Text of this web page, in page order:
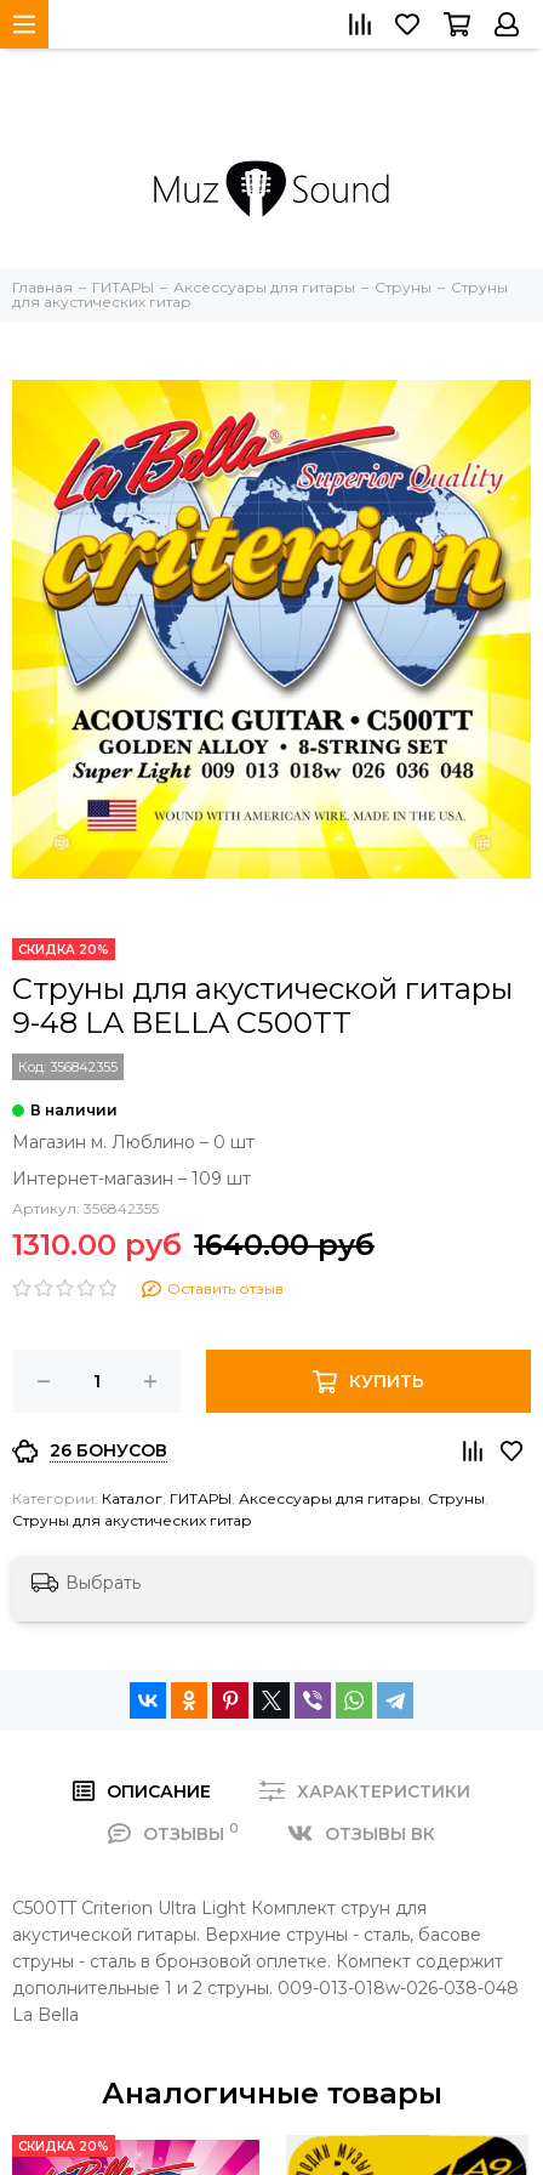
Главная ГИТАРЫ Аксессуары для гитары Струны
Струны
для акустических гитар
СКИДКА 20%
Струны для акустической гитары
9-48 LA BELLA C500TT
Код: 356842355
Магазин м. Люблино – 0 шт
Интернет-магазин – 109 шт
Артикул: 356842355
1310.00 руб 1640.00 руб
Оставить отзыв
КУПИТЬ
26 БОНУСОВ
Категории: Каталог, ГИТАРЫ, Аксессуары для гитары, Струны,
Струны для акустических гитар
Выбрать
ОПИСАНИЕ
ХАРАКТЕРИСТИКИ
ОТЗЫВЫ 0 ОТЗЫВЫ ВК
C500TT Criterion Ultra Light Комплект струн для
акустической гитары. Верхние струны - сталь, басове
струны - сталь в бронзовой оплетке. Компект содержит
дополнительные 1 и 2 струны. 009-013-018w-026-038-048
La Bella
Аналогичные товары
СКИДКА 20%